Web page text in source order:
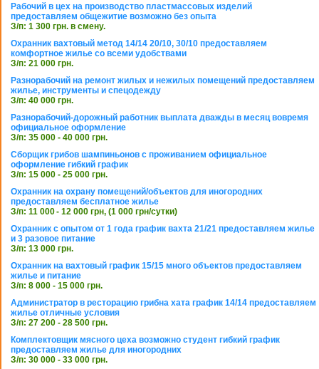
Рабочий в цех на производство пластмассовых изделий
предоставляем общежитие возможно без опыта
З/п: 1 300 грн. в смену.
Охранник вахтовый метод 14/14 20/10, 30/10 предоставляем
комфортное жилье со всеми удобствами
З/п: 21 000 грн.
Разнорабочий на ремонт жилых и нежилых помещений предоставляем
жилье, инструменты и спецодежду
З/п: 40 000 грн.
Разнорабочий-дорожный работник выплата дважды в месяц вовремя
официальное оформление
З/п: 35 000 - 40 000 грн.
Сборщик грибов шампиньонов с проживанием официальное
оформление гибкий график
З/п: 15 000 - 25 000 грн.
Охранник на охрану помещений/объектов для иногородних
предоставляем бесплатное жилье
З/п: 11 000 - 12 000 грн, (1 000 грн/сутки)
Охранник с опытом от 1 года график вахта 21/21 предоставляем жилье
и 3 разовое питание
З/п: 13 000 грн.
Охранник на вахтовый график 15/15 много объектов предоставляем
жилье и питание
З/п: 8 000 - 15 000 грн.
Администратор в ресторацию грибна хата график 14/14 предоставляем
жилье отличные условия
З/п: 27 200 - 28 500 грн.
Комплектовщик мясного цеха возможно студент гибкий график
предоставляем жилье для иногородних
З/п: 30 000 - 33 000 грн.